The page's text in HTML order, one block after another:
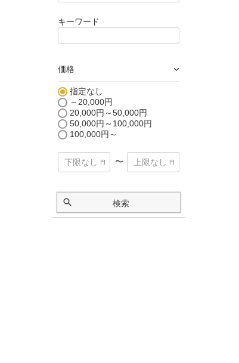
キーワード
価格 ›
指定なし
～20,000円
20,000円～50,000円
50,000円～100,000円
100,000円～
〜
検索